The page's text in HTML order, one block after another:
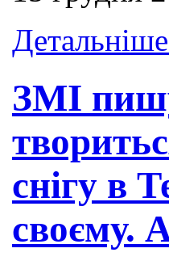
ЗМІ
снігу в
своєму.